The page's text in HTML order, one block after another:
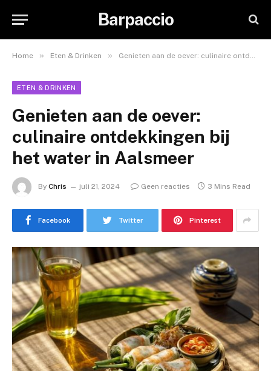
Barpaccio
Home » Eten & Drinken » Genieten aan de oever: culinaire ontdekkingen bij het water in Aalsmeer
ETEN & DRINKEN
Genieten aan de oever:
culinaire ontdekkingen bij
het water in Aalsmeer
By Chris juli 21, 2024 Geen reacties 3 Mins Read
Facebook Twitter Pinterest